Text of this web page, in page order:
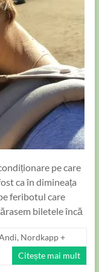
pe care
ca în dimineața
feribotul care
biletele încă
, Nordkapp +
Citește mai mult